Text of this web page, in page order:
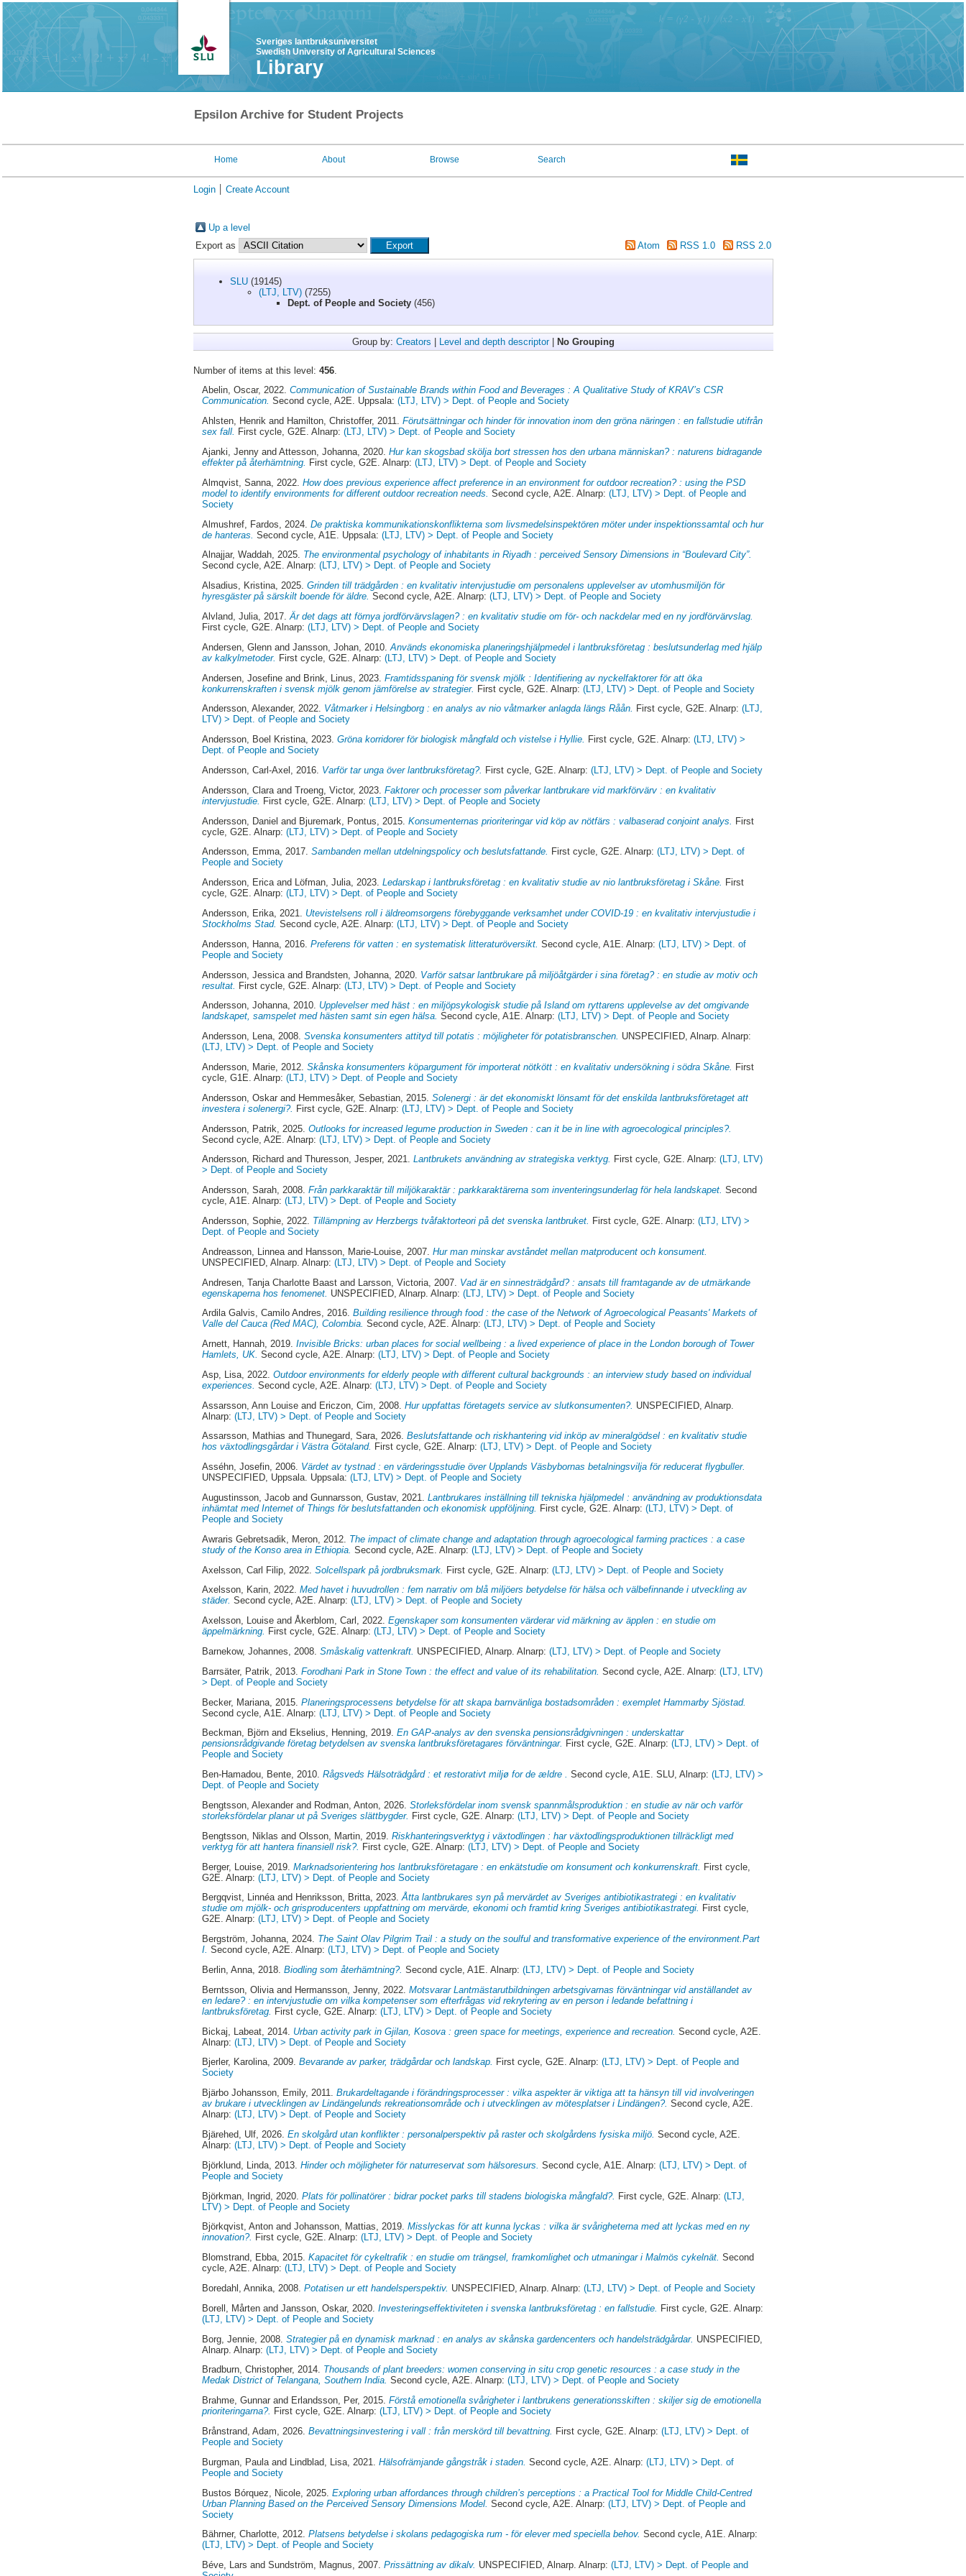
Sveriges lantbruksuniversitet
Swedish University of Agricultural Sciences
Library
Epsilon Archive for Student Projects
Home About Browse Search
Login Create Account
Up a level
Export as
Atom RSS 1.0 RSS 2.0
SLU(19145)
(LTJ, LTV)(7255)
Dept. of People and Society(456)
Group by: Creators | Level and depth descriptor| No Grouping
Number of items at this level: 456.
Abelin, Oscar, 2022.Communication of Sustainable Brands within Food and Beverages : A Qualitative Study of KRAV’s CSR
Communication. Second cycle, A2E. Uppsala:(LTJ, LTV) > Dept. of People and Society
Ahlsten, Henrik and Hamilton, Christoffer, 2011.Förutsättningar och hinder för innovation inom den gröna näringen : en fallstudie utifrån
sex fall. First cycle, G2E. Alnarp:(LTJ, LTV) > Dept. of People and Society
Ajanki, Jenny andAttesson, Johanna , 2020.Hur kan skogsbad skölja bort stressen hos den urbana människan? : naturens bidragande
effekter på återhämtning.
First cycle, G2E. Alnarp:(LTJ, LTV) > Dept. of People and Society
Almqvist, Sanna , 2022.How does previous experience affect preference in an environment for outdoor recreation? : using the PSD
model to identify environments for different outdoor recreation needs. Second cycle, A2E. Alnarp:(LTJ, LTV) > Dept. of People and
Society
Almushref, Fardos , 2024.De praktiska kommunikationskonflikterna som livsmedelsinspektören möter under inspektionssamtal och hur
de hanteras. Second cycle, A1E. Uppsala:(LTJ, LTV) > Dept. of People and Society
Alnajjar, Waddah, 2025. The environmental psychology of inhabitants in Riyadh : perceived Sensory Dimensions in “Boulevard City”.
Second cycle, A2E. Alnarp:(LTJ, LTV) > Dept. of People and Society
Alsadius, Kristina, 2025.Grinden till trädgården : en kvalitativ intervjustudie om personalens upplevelser av utomhusmiljön för
hyresgäster på särskilt boende för äldre. Second cycle, A2E. Alnarp:(LTJ, LTV) > Dept. of People and Society
Alvland, Julia , 2017.Är det dags att förnya jordförvärvslagen? : en kvalitativ studie om för- och nackdelar med en ny jordförvärvslag.
First cycle, G2E. Alnarp:(LTJ, LTV) > Dept. of People and Society
Andersen, Glenn andJansson, Johan , 2010.Används ekonomiska planeringshjälpmedel i lantbruksföretag : beslutsunderlag med hjälp
av kalkylmetoder. First cycle, G2E. Alnarp:(LTJ, LTV) > Dept. of People and Society
Andersen, Josefine and Brink, Linus , 2023.Framtidsspaning för svensk mjölk : Identifiering av nyckelfaktorer för att öka
konkurrenskraften i svensk mjölk genom jämförelse av strategier. First cycle, G2E. Alnarp:(LTJ, LTV) > Dept. of People and Society
Andersson, Alexander, 2022. Våtmarker i Helsingborg : en analys av nio våtmarker anlagda längs Råån. First cycle, G2E. Alnarp:(LTJ,
LTV) > Dept. of People and Society
Andersson, Boel Kristina, 2023.Gröna korridorer för biologisk mångfald och vistelse i Hyllie. First cycle, G2E. Alnarp:(LTJ, LTV) >
Dept. of People and Society
Andersson, Carl-Axel
, 2016. Varför tar unga över lantbruksföretag?. First cycle, G2E. Alnarp:(LTJ, LTV) > Dept. of People and Society
Andersson, Clara andTroeng, Victor, 2023.Faktorer och processer som påverkar lantbrukare vid markförvärv : en kvalitativ
intervjustudie.
First cycle, G2E. Alnarp:(LTJ, LTV) > Dept. of People and Society
Andersson, Daniel and Bjuremark, Pontus , 2015.Konsumenternas prioriteringar vid köp av nötfärs : valbaserad conjoint analys.
First
cycle, G2E. Alnarp:(LTJ, LTV) > Dept. of People and Society
Andersson, Emma, 2017.Sambanden mellan utdelningspolicy och beslutsfattande. First cycle, G2E. Alnarp:(LTJ, LTV) > Dept. of
People and Society
Andersson, Ericaand Löfman, Julia, 2023.Ledarskap i lantbruksföretag : en kvalitativ studie av nio lantbruksföretag i Skåne. First
cycle, G2E. Alnarp:(LTJ, LTV) > Dept. of People and Society
Andersson, Erika , 2021. Utevistelsens roll i äldreomsorgens förebyggande verksamhet under COVID-19 : en kvalitativ intervjustudie i
Stockholms Stad. Second cycle, A2E. Alnarp:(LTJ, LTV) > Dept. of People and Society
Andersson, Hanna , 2016.Preferens för vatten : en systematisk litteraturöversikt. Second cycle, A1E. Alnarp:(LTJ, LTV) > Dept. of
People and Society
Andersson, Jessica and Brandsten, Johanna , 2020. Varför satsar lantbrukare på miljöåtgärder i sina företag? : en studie av motiv och
resultat. First cycle, G2E. Alnarp:(LTJ, LTV) > Dept. of People and Society
Andersson, Johanna, 2010. Upplevelser med häst : en miljöpsykologisk studie på Island om ryttarens upplevelse av det omgivande
landskapet, samspelet med hästen samt sin egen hälsa. Second cycle, A1E. Alnarp:(LTJ, LTV) > Dept. of People and Society
Andersson, Lena, 2008.Svenska konsumenters attityd till potatis : möjligheter för potatisbranschen. UNSPECIFIED, Alnarp. Alnarp:
(LTJ, LTV) > Dept. of People and Society
Andersson, Marie , 2012.Skånska konsumenters köpargument för importerat nötkött : en kvalitativ undersökning i södra Skåne.
First
cycle, G1E. Alnarp:(LTJ, LTV) > Dept. of People and Society
Andersson, Oskar and Hemmesåker, Sebastian , 2015.Solenergi : är det ekonomiskt lönsamt för det enskilda lantbruksföretaget att
investera i solenergi?. First cycle, G2E. Alnarp:(LTJ, LTV) > Dept. of People and Society
Andersson, Patrik , 2025.Outlooks for increased legume production in Sweden : can it be in line with agroecological principles?.
Second cycle, A2E. Alnarp:(LTJ, LTV) > Dept. of People and Society
Andersson, Richard andThuresson, Jesper, 2021.Lantbrukets användning av strategiska verktyg. First cycle, G2E. Alnarp:(LTJ, LTV)
> Dept. of People and Society
Andersson, Sarah, 2008.Från parkkaraktär till miljökaraktär : parkkaraktärerna som inventeringsunderlag för hela landskapet. Second
cycle, A1E. Alnarp:(LTJ, LTV) > Dept. of People and Society
Andersson, Sophie , 2022. Tillämpning av Herzbergs tvåfaktorteori på det svenska lantbruket. First cycle, G2E. Alnarp:(LTJ, LTV) >
Dept. of People and Society
Andreasson, Linnea and Hansson, Marie-Louise , 2007.Hur man minskar avståndet mellan matproducent och konsument.
UNSPECIFIED, Alnarp. Alnarp:(LTJ, LTV) > Dept. of People and Society
Andresen, Tanja Charlotte Baast and Larsson, Victoria , 2007. Vad är en sinnesträdgård? : ansats till framtagande av de utmärkande
egenskaperna hos fenomenet. UNSPECIFIED, Alnarp. Alnarp:(LTJ, LTV) > Dept. of People and Society
Ardila Galvis, Camilo Andres, 2016.Building resilience through food : the case of the Network of Agroecological Peasants' Markets of
Valle del Cauca (Red MAC), Colombia. Second cycle, A2E. Alnarp:(LTJ, LTV) > Dept. of People and Society
Arnett, Hannah, 2019.Invisible Bricks: urban places for social wellbeing : a lived experience of place in the London borough of Tower
Hamlets, UK. Second cycle, A2E. Alnarp:(LTJ, LTV) > Dept. of People and Society
Asp, Lisa , 2022.Outdoor environments for elderly people with different cultural backgrounds : an interview study based on individual
experiences. Second cycle, A2E. Alnarp:(LTJ, LTV) > Dept. of People and Society
Assarsson, Ann Louise and Ericzon, Cim , 2008.Hur uppfattas företagets service av slutkonsumenten?. UNSPECIFIED, Alnarp.
Alnarp:(LTJ, LTV) > Dept. of People and Society
Assarsson, Mathias andThunegard, Sara, 2026.Beslutsfattande och riskhantering vid inköp av mineralgödsel : en kvalitativ studie
hos växtodlingsgårdar i Västra Götaland. First cycle, G2E. Alnarp:(LTJ, LTV) > Dept. of People and Society
Asséhn, Josefin, 2006. Värdet av tystnad : en värderingsstudie över Upplands Väsbybornas betalningsvilja för reducerat flygbuller.
UNSPECIFIED, Uppsala. Uppsala:(LTJ, LTV) > Dept. of People and Society
Augustinsson, Jacob andGunnarsson, Gustav, 2021.Lantbrukares inställning till tekniska hjälpmedel : användning av produktionsdata
inhämtat med Internet of Things för beslutsfattanden och ekonomisk uppföljning. First cycle, G2E. Alnarp:(LTJ, LTV) > Dept. of
People and Society
Awraris Gebretsadik, Meron , 2012. The impact of climate change and adaptation through agroecological farming practices : a case
study of the Konso area in Ethiopia. Second cycle, A2E. Alnarp:(LTJ, LTV) > Dept. of People and Society
Axelsson, Carl Filip , 2022.Solcellspark på jordbruksmark. First cycle, G2E. Alnarp:(LTJ, LTV) > Dept. of People and Society
Axelsson, Karin, 2022.Med havet i huvudrollen : fem narrativ om blå miljöers betydelse för hälsa och välbefinnande i utveckling av
städer. Second cycle, A2E. Alnarp:(LTJ, LTV) > Dept. of People and Society
Axelsson, Louise andÅkerblom, Carl , 2022.Egenskaper som konsumenten värderar vid märkning av äpplen : en studie om
äppelmärkning. First cycle, G2E. Alnarp:(LTJ, LTV) > Dept. of People and Society
Barnekow, Johannes, 2008.Småskalig vattenkraft. UNSPECIFIED, Alnarp. Alnarp:(LTJ, LTV) > Dept. of People and Society
Barrsäter, Patrik , 2013.Forodhani Park in Stone Town : the effect and value of its rehabilitation. Second cycle, A2E. Alnarp:(LTJ, LTV)
> Dept. of People and Society
Becker, Mariana , 2015.Planeringsprocessens betydelse för att skapa barnvänliga bostadsområden : exemplet Hammarby Sjöstad.
Second cycle, A1E. Alnarp:(LTJ, LTV) > Dept. of People and Society
Beckman, Björn and Ekselius, Henning, 2019.En GAP-analys av den svenska pensionsrådgivningen : underskattar
pensionsrådgivande företag betydelsen av svenska lantbruksföretagares förväntningar. First cycle, G2E. Alnarp:(LTJ, LTV) > Dept. of
People and Society
Ben-Hamadou, Bente, 2010.Rågsveds Hälsoträdgård : et restorativt miljø for de ældre . Second cycle, A1E. SLU, Alnarp:(LTJ, LTV) >
Dept. of People and Society
Bengtsson, Alexander and Rodman, Anton, 2026.Storleksfördelar inom svensk spannmålsproduktion : en studie av när och varför
storleksfördelar planar ut på Sveriges slättbygder. First cycle, G2E. Alnarp:(LTJ, LTV) > Dept. of People and Society
Bengtsson, Niklas andOlsson, Martin , 2019.Riskhanteringsverktyg i växtodlingen : har växtodlingsproduktionen tillräckligt med
verktyg för att hantera finansiell risk?. First cycle, G2E. Alnarp:(LTJ, LTV) > Dept. of People and Society
Berger, Louise , 2019.Marknadsorientering hos lantbruksföretagare : en enkätstudie om konsument och konkurrenskraft. First cycle,
G2E. Alnarp:(LTJ, LTV) > Dept. of People and Society
Bergqvist, Linnéaand Henriksson, Britta, 2023.Åtta lantbrukares syn på mervärdet av Sveriges antibiotikastrategi : en kvalitativ
studie om mjölk- och grisproducenters uppfattning om mervärde, ekonomi och framtid kring Sveriges antibiotikastrategi. First cycle,
G2E. Alnarp:(LTJ, LTV) > Dept. of People and Society
Bergström, Johanna, 2024. The Saint Olav Pilgrim Trail : a study on the soulful and transformative experience of the environment.Part
I. Second cycle, A2E. Alnarp:(LTJ, LTV) > Dept. of People and Society
Berlin, Anna, 2018.Biodling som återhämtning?. Second cycle, A1E. Alnarp:(LTJ, LTV) > Dept. of People and Society
Berntsson, Olivia and Hermansson, Jenny, 2022.Motsvarar Lantmästarutbildningen arbetsgivarnas förväntningar vid anställandet av
en ledare? : en intervjustudie om vilka kompetenser som efterfrågas vid rekrytering av en person i ledande befattning i
lantbruksföretag.
First cycle, G2E. Alnarp:(LTJ, LTV) > Dept. of People and Society
Bickaj, Labeat , 2014. Urban activity park in Gjilan, Kosova : green space for meetings, experience and recreation. Second cycle, A2E.
Alnarp:(LTJ, LTV) > Dept. of People and Society
Bjerler, Karolina, 2009.Bevarande av parker, trädgårdar och landskap. First cycle, G2E. Alnarp:(LTJ, LTV) > Dept. of People and
Society
Bjärbo Johansson, Emily, 2011.Brukardeltagande i förändringsprocesser : vilka aspekter är viktiga att ta hänsyn till vid involveringen
av brukare i utvecklingen av Lindängelunds rekreationsområde och i utvecklingen av mötesplatser i Lindängen?. Second cycle, A2E.
Alnarp:(LTJ, LTV) > Dept. of People and Society
Bjärehed, Ulf, 2026.En skolgård utan konflikter : personalperspektiv på raster och skolgårdens fysiska miljö. Second cycle, A2E.
Alnarp:(LTJ, LTV) > Dept. of People and Society
Björklund, Linda , 2013.Hinder och möjligheter för naturreservat som hälsoresurs. Second cycle, A1E. Alnarp:(LTJ, LTV) > Dept. of
People and Society
Björkman, Ingrid , 2020.Plats för pollinatörer : bidrar pocket parks till stadens biologiska mångfald?. First cycle, G2E. Alnarp:(LTJ,
LTV) > Dept. of People and Society
Björkqvist, Anton andJohansson, Mattias, 2019.Misslyckas för att kunna lyckas : vilka är svårigheterna med att lyckas med en ny
innovation?. First cycle, G2E. Alnarp:(LTJ, LTV) > Dept. of People and Society
Blomstrand, Ebba, 2015.Kapacitet för cykeltrafik : en studie om trängsel, framkomlighet och utmaningar i Malmös cykelnät. Second
cycle, A2E. Alnarp:(LTJ, LTV) > Dept. of People and Society
Boredahl, Annika, 2008.Potatisen ur ett handelsperspektiv. UNSPECIFIED, Alnarp. Alnarp:(LTJ, LTV) > Dept. of People and Society
Borell, Mårten andJansson, Oskar, 2020.Investeringseffektiviteten i svenska lantbruksföretag : en fallstudie.
First cycle, G2E. Alnarp:
(LTJ, LTV) > Dept. of People and Society
Borg, Jennie , 2008.Strategier på en dynamisk marknad : en analys av skånska gardencenters och handelsträdgårdar. UNSPECIFIED,
Alnarp. Alnarp:(LTJ, LTV) > Dept. of People and Society
Bradburn, Christopher, 2014. Thousands of plant breeders: women conserving in situ crop genetic resources : a case study in the
Medak District of Telangana, Southern India. Second cycle, A2E. Alnarp:(LTJ, LTV) > Dept. of People and Society
Brahme, Gunnar and Erlandsson, Per, 2015.Förstå emotionella svårigheter i lantbrukens generationsskiften : skiljer sig de emotionella
prioriteringarna?. First cycle, G2E. Alnarp:(LTJ, LTV) > Dept. of People and Society
Brånstrand, Adam , 2026.Bevattningsinvestering i vall : från merskörd till bevattning. First cycle, G2E. Alnarp:(LTJ, LTV) > Dept. of
People and Society
Burgman, Paula and Lindblad, Lisa , 2021.Hälsofrämjande gångstråk i staden. Second cycle, A2E. Alnarp:(LTJ, LTV) > Dept. of
People and Society
Bustos Bórquez, Nicole , 2025.Exploring urban affordances through children’s perceptions : a Practical Tool for Middle Child-Centred
Urban Planning Based on the Perceived Sensory Dimensions Model. Second cycle, A2E. Alnarp:(LTJ, LTV) > Dept. of People and
Society
Bährner, Charlotte, 2012.Platsens betydelse i skolans pedagogiska rum - för elever med speciella behov. Second cycle, A1E. Alnarp:
(LTJ, LTV) > Dept. of People and Society
Béve, Lars andSundström, Magnus, 2007.Prissättning av dikalv. UNSPECIFIED, Alnarp. Alnarp:(LTJ, LTV) > Dept. of People and